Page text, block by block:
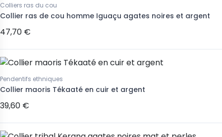
Colliers ras du cou
Collier ras de cou homme Iguaçu agates noires et argent
47,70 €
Pendentifs ethniques
Collier maoris Tékaaté en cuir et argent
39,60 €